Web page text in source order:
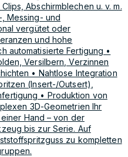
Abschirmblechen u. v. m.
Messing- und
vergütet oder
und hohe
automatisierte Fertigung •
Versilbern, Verzinnen
• Nahtlose Integration
(Insert-/Outsert),
• Produktion von
3D-Geometrien Ihr
Hand – von der
bis zur Serie. Auf
zu kompletten